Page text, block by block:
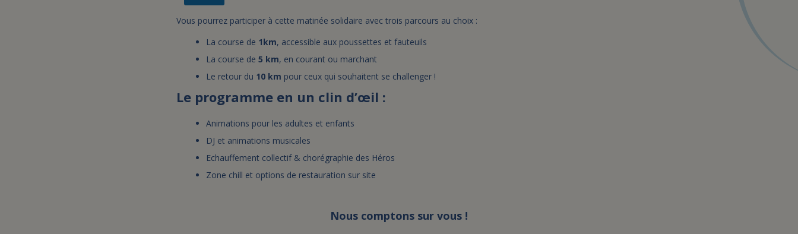
Vous pourrez participer à cette matinée solidaire avec trois parcours au choix :
La course de 1km, accessible aux poussettes et fauteuils
La course de 5 km, en courant ou marchant
Le retour du 10 km pour ceux qui souhaitent se challenger !
Le programme en un clin d’œil :
Animations pour les adultes et enfants
DJ et animations musicales
Echauffement collectif & chorégraphie des Héros
Zone chill et options de restauration sur site
Nous comptons sur vous !